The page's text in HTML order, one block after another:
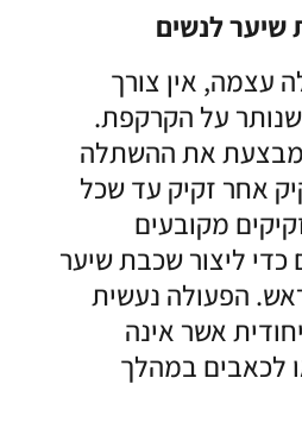
לנשים
עצמה, אין צורך
על הקרקפת.
מבצעת את ההשתלה
אחר זקיק עד שכל
מקובעים
כדי ליצור שכבת שיער
הפעולה נעשית
אשר אינה
לכאבים במהלך